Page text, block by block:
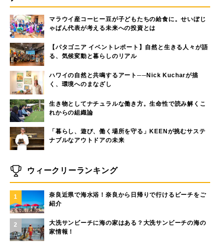
マラウイ産コーヒー豆が子どもたちの給食に。せいぼじ
ゃぱん代表が考える未来への投資とは
【パタゴニア イベントレポート】自然と生きる人々が語
る、気候変動と暮らしのリアル
ハワイの自然と共鳴するアート──Nick Kucharが描
く、環境へのまなざし
生き物としてナチュラルな働き方。生命性で読み解くこ
れからの組織論
「暮らし、遊び、働く場所を守る」KEENが挑むサステ
ナブルなアウトドアの未来
ウィークリーランキング
1
奈良近県で海水浴！奈良から日帰りで行けるビーチをご
紹介
2
大洗サンビーチに海の家はある？大洗サンビーチの海の
家情報！